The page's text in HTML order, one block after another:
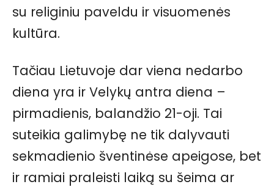
su religiniu paveldu ir visuomenės
kultūra.
Tačiau Lietuvoje dar viena nedarbo
diena yra ir Velykų antra diena –
pirmadienis, balandžio 21-oji. Tai
suteikia galimybę ne tik dalyvauti
sekmadienio šventinėse apeigose, bet
ir ramiai praleisti laiką su šeima ar